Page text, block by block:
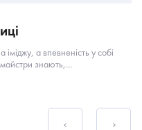
а впевненість у собі
знають,...